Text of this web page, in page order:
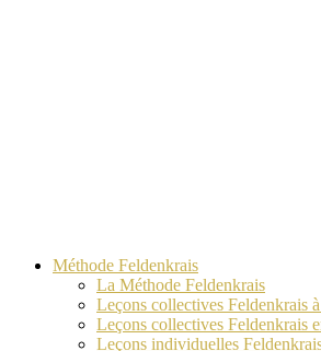
Méthode Feldenkrais
La Méthode Feldenkrais
Leçons collectives Feldenkrais
Leçons collectives Feldenkrais
Leçons individuelles